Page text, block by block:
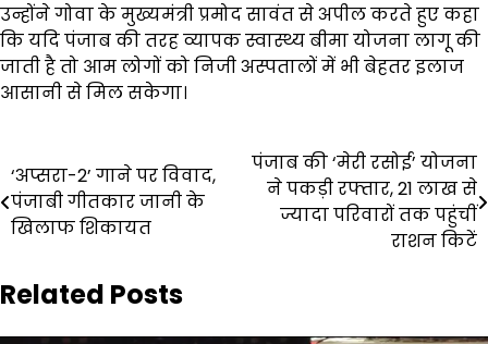
उन्होंने गोवा के मुख्यमंत्री प्रमोद सावंत से अपील करते हुए कहा
कि यदि पंजाब की तरह व्यापक स्वास्थ्य बीमा योजना लागू की
जाती है तो आम लोगों को निजी अस्पतालों में भी बेहतर इलाज
आसानी से मिल सकेगा।
Post
navigation
‘अप्सरा-2’ गाने पर विवाद,
पंजाबी गीतकार जानी के
खिलाफ शिकायत
पंजाब की ‘मेरी रसोई’ योजना
ने पकड़ी रफ्तार, 21 लाख से
ज्यादा परिवारों तक पहुंचीं
राशन किटें
Related Posts